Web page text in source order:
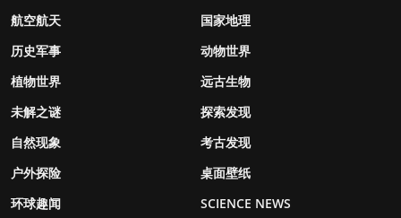
航空航天
国家地理
历史军事
动物世界
植物世界
远古生物
未解之谜
探索发现
自然现象
考古发现
户外探险
桌面壁纸
环球趣闻
SCIENCE NEWS